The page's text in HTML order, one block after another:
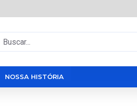
NOSSA HISTÓRIA